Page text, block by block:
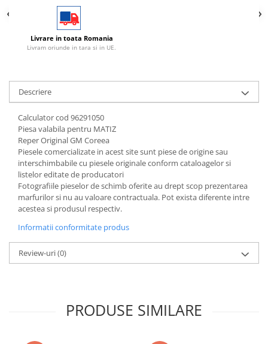
Livrare in toata Romania
Livram oriunde in tara si in UE.
Descriere
Calculator cod 96291050
Piesa valabila pentru MATIZ
Reper Original GM Coreea
Piesele comercializate in acest site sunt piese de origine sau
interschimbabile cu piesele originale conform cataloagelor si
listelor editate de producatori
Fotografiile pieselor de schimb oferite au drept scop prezentarea
marfurilor si nu au valoare contractuala. Pot exista diferente intre
acestea si produsul respectiv.
Informatii conformitate produs
Review-uri(0)
PRODUSE SIMILARE